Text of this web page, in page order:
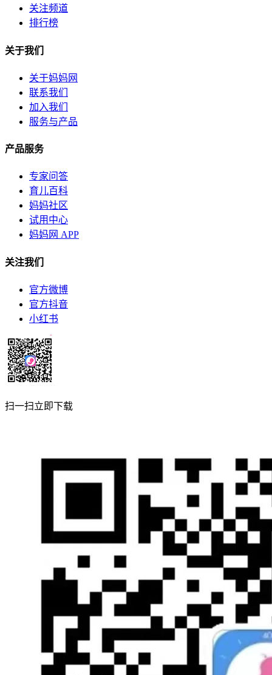
关注频道
排行榜
关于我们
关于妈妈网
联系我们
加入我们
服务与产品
产品服务
专家问答
育儿百科
妈妈社区
试用中心
妈妈网 APP
关注我们
官方微博
官方抖音
小红书
扫一扫立即下载